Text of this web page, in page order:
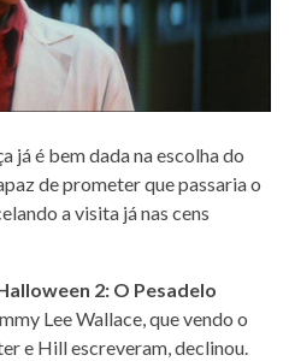
já é bem dada na escolha do
de prometer que passaria o
a visita já nas cens
2: O Pesadelo
Lee Wallace, que vendo o
e Hill escreveram, declinou.